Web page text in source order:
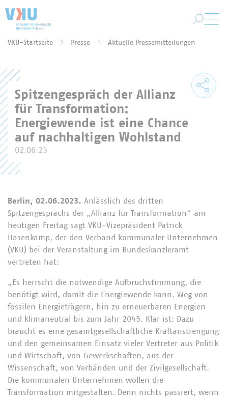
VKU-Startseite Presse Aktuelle Pressemitteilungen
Spitzengespräch der Allianz
für Transformation:
Energiewende ist eine Chance
auf nachhaltigen Wohlstand
02.06.23
Berlin, 02.06.2023. Anlässlich des dritten
Spitzengesprächs der „Allianz für Transformation“ am
heutigen Freitag sagt VKU-Vizepräsident Patrick
Hasenkamp, der den Verband kommunaler Unternehmen
(VKU) bei der Veranstaltung im Bundeskanzleramt
vertreten hat:
„Es herrscht die notwendige Aufbruchstimmung, die
benötigt wird, damit die Energiewende kann. Weg von
fossilen Energieträgern, hin zu erneuerbaren Energien
und klimaneutral bis zum Jahr 2045. Klar ist: Dazu
braucht es eine gesamtgesellschaftliche Kraftanstrengung
und den gemeinsamen Einsatz vieler Vertreter aus Politik
und Wirtschaft, von Gewerkschaften, aus der
Wissenschaft, von Verbänden und der Zivilgesellschaft.
Die kommunalen Unternehmen wollen die
Transformation mitgestalten. Denn nichts passiert, wenn